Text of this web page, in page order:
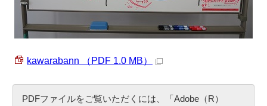
kawarabann （PDF 1.0 MB）
PDFファイルをご覧いただくには、「Adobe（R）